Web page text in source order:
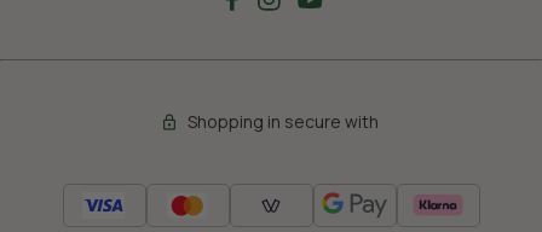
Shopping in secure with